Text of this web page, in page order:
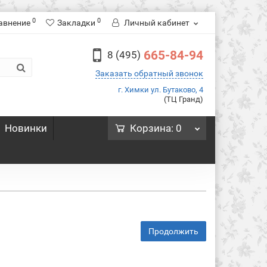
0 Закладки 0 Личный кабинет
8 (495) 665-84-94
Заказать обратный звонок
г. Химки ул. Бутаково, 4
(ТЦ Гранд)
Новинки Корзина: 0
Продолжить